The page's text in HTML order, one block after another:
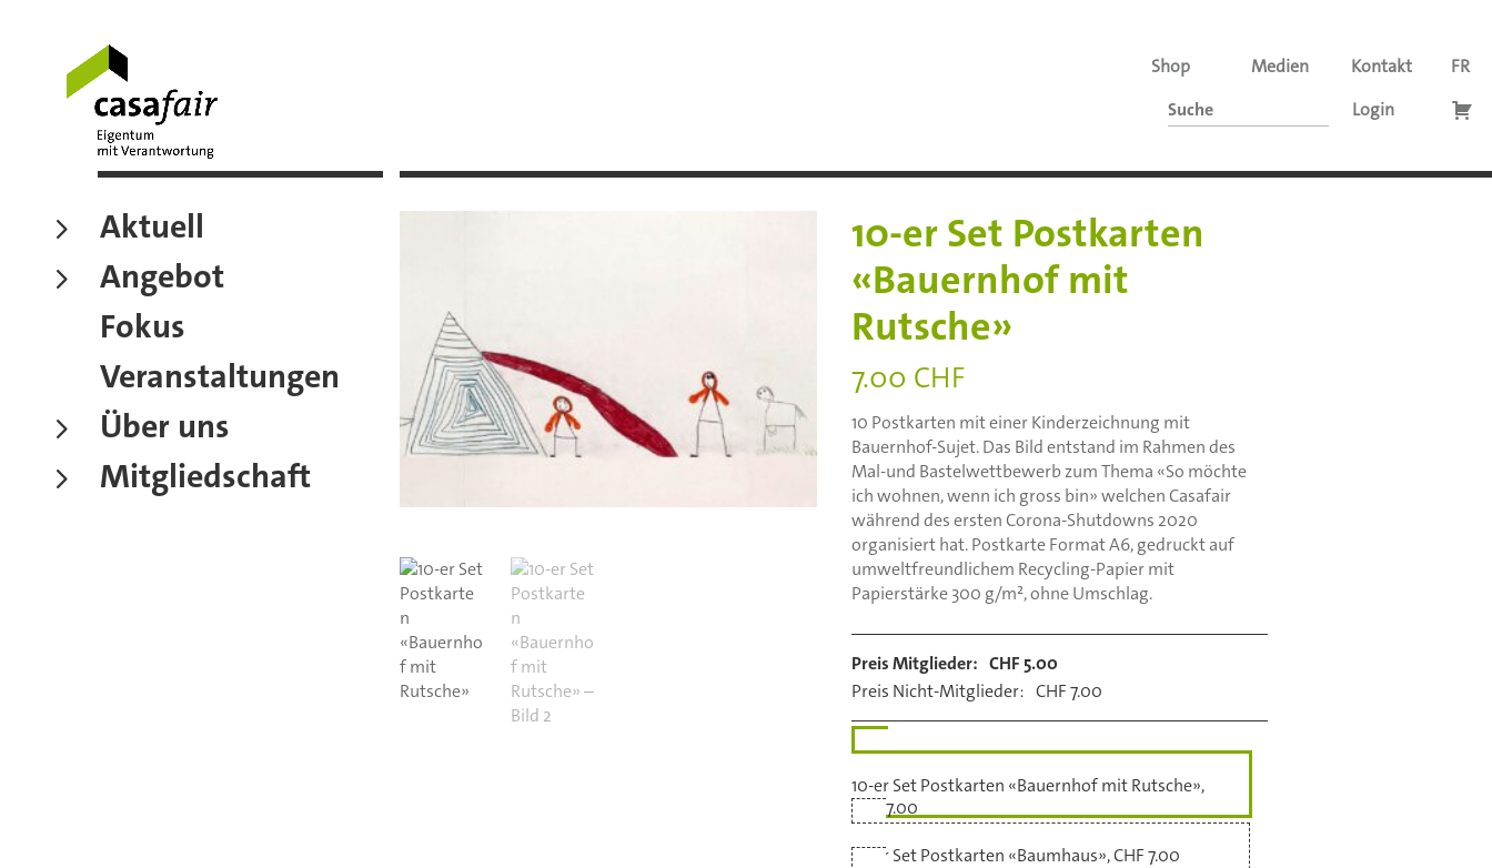
Aktuell
Angebot
Fokus
Veranstaltungen
Über uns
Mitgliedschaft
Shop Medien Kontakt
FR
Login
10-er Set Postkarten
«Bauernhof mit
Rutsche»
7.00 CHF
10 Postkarten mit einer Kinderzeichnung mit
Bauernhof-Sujet. Das Bild entstand im Rahmen des
Mal-und Bastelwettbewerb zum Thema «So möchte
ich wohnen, wenn ich gross bin» welchen Casafair
während des ersten Corona-Shutdowns 2020
organisiert hat. Postkarte Format A6, gedruckt auf
umweltfreundlichem Recycling-Papier mit
Papierstärke 300 g/m², ohne Umschlag.
Preis Mitglieder: CHF 5.00
Preis Nicht-Mitglieder: CHF 7.00
10-er Set Postkarten «Bauernhof mit Rutsche»,
CHF 7.00
10-er Set Postkarten «Baumhaus», CHF 7.00